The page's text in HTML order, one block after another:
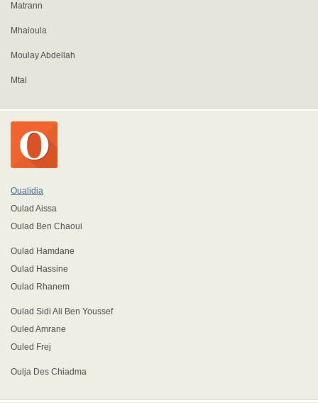
Matrann
Mhaioula
Moulay Abdellah
Mtal
Oualidia
Oulad Aissa
Oulad Ben Chaoui
Oulad Hamdane
Oulad Hassine
Oulad Rhanem
Oulad Sidi Ali Ben Youssef
Ouled Amrane
Ouled Frej
Oulja Des Chiadma